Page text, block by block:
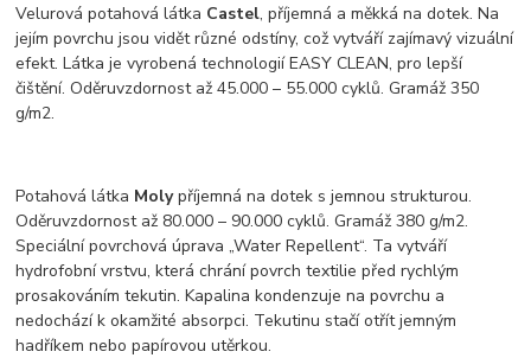
Velurová potahová látka Castel, příjemná a měkká na dotek. Na
jejím povrchu jsou vidět různé odstíny, což vytváří zajímavý vizuální
efekt. Látka je vyrobená technologií EASY CLEAN, pro lepší
čištění. Oděruvzdornost až 45.000 – 55.000 cyklů. Gramáž 350
g/m2.
Potahová látka Molypříjemná na dotek s jemnou strukturou.
Oděruvzdornost až 80.000 – 90.000 cyklů. Gramáž 380 g/m2.
Speciální povrchová úprava „Water Repellent“. Ta vytváří
hydrofobní vrstvu, která chrání povrch textilie před rychlým
prosakováním tekutin. Kapalina kondenzuje na povrchu a
nedochází k okamžité absorpci. Tekutinu stačí otřít jemným
hadříkem nebo papírovou utěrkou.